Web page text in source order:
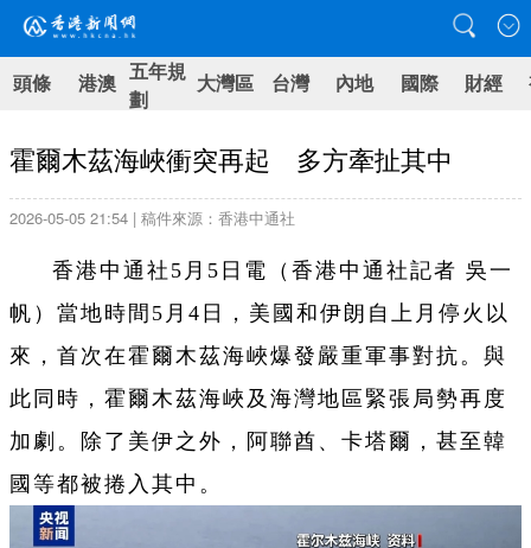
頭條 港澳 五年規
劃
大灣區 台灣 內地 國際 財經
霍爾木茲海峽衝突再起 多方牽扯其中
2026-05-05 21:54 | 稿件來源：香港中通社
香港中通社5月5日電（ 香港中通社記者 吳一
帆） 當地時間5月4日，美國和伊朗自上月停火以
來，首次在霍爾木茲海峽爆發嚴重軍事對抗。與
此同時，霍爾木茲海峽及海灣地區緊張局勢再度
加劇。除了美伊之外，阿聯酋、卡塔爾，甚至韓
國等都被捲入其中。